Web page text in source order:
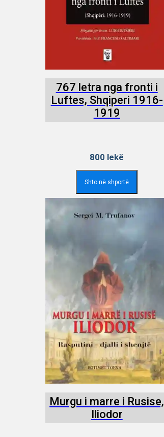
767 letra nga fronti i
Luftes, Shqiperi 1916-
1919
800 lekë
Shto në shportë
Murgu i marre i Rusise,
Iliodor